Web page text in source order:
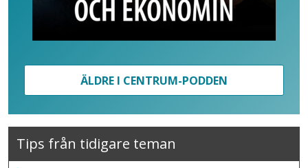
ÄLDRE I CENTRUM-PODDEN
Tips från tidigare teman